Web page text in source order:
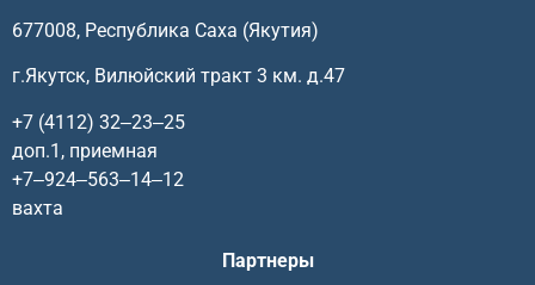
677008, Республика Саха (Якутия)
г.Якутск, Вилюйский тракт 3 км. д.47
+7 (4112) 32‒23‒25
доп.1, приемная
+7‒924‒563‒14‒12
вахта
Партнеры